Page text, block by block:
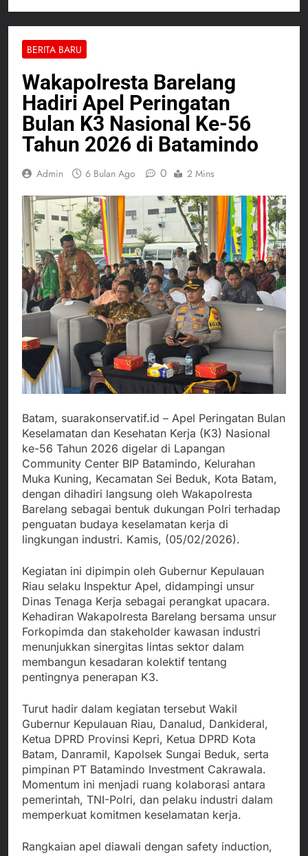
BERITA BARU
Wakapolresta Barelang
Hadiri Apel Peringatan
Bulan K3 Nasional Ke-56
Tahun 2026 di Batamindo
Admin 6 Bulan Ago 0 2 Mins
Batam, suarakonservatif.id – Apel Peringatan Bulan
Keselamatan dan Kesehatan Kerja (K3) Nasional
ke-56 Tahun 2026 digelar di Lapangan
Community Center BIP Batamindo, Kelurahan
Muka Kuning, Kecamatan Sei Beduk, Kota Batam,
dengan dihadiri langsung oleh Wakapolresta
Barelang sebagai bentuk dukungan Polri terhadap
penguatan budaya keselamatan kerja di
lingkungan industri. Kamis, (05/02/2026).
Kegiatan ini dipimpin oleh Gubernur Kepulauan
Riau selaku Inspektur Apel, didampingi unsur
Dinas Tenaga Kerja sebagai perangkat upacara.
Kehadiran Wakapolresta Barelang bersama unsur
Forkopimda dan stakeholder kawasan industri
menunjukkan sinergitas lintas sektor dalam
membangun kesadaran kolektif tentang
pentingnya penerapan K3.
Turut hadir dalam kegiatan tersebut Wakil
Gubernur Kepulauan Riau, Danalud, Dankideral,
Ketua DPRD Provinsi Kepri, Ketua DPRD Kota
Batam, Danramil, Kapolsek Sungai Beduk, serta
pimpinan PT Batamindo Investment Cakrawala.
Momentum ini menjadi ruang kolaborasi antara
pemerintah, TNI-Polri, dan pelaku industri dalam
memperkuat komitmen keselamatan kerja.
Rangkaian apel diawali dengan safety induction,